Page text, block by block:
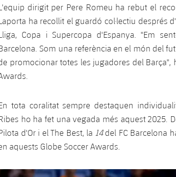
dirigit per Pere Romeu ha rebut el
ha recollit el guardó col·lectiu després
Copa i Supercopa d'Espanya. "Em
Som una referència en el món del
promocionar totes les jugadores del Barça",
tota coralitat sempre destaquen
ho ha fet una vegada més aquest 2025.
d'Or i el The Best, la 14del FC Barcelona
aquests Globe Soccer Awards.